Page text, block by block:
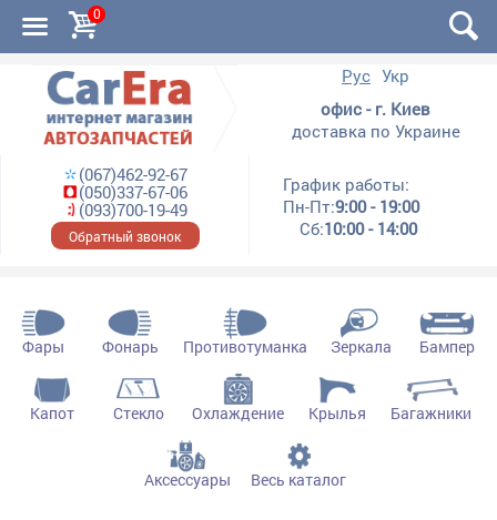
0
Рус Укр
офис - г. Киев
доставка по Украине
(067)462-92-67
(050)337-67-06
(093)700-19-49
Обратный звонок
График работы:
Пн-Пт:9:00 - 19:00
Сб:10:00 - 14:00
Фары Фонарь Противотуманка Зеркала Бампер
Капот Стекло Охлаждение Крылья Багажники
Аксессуары Весь каталог